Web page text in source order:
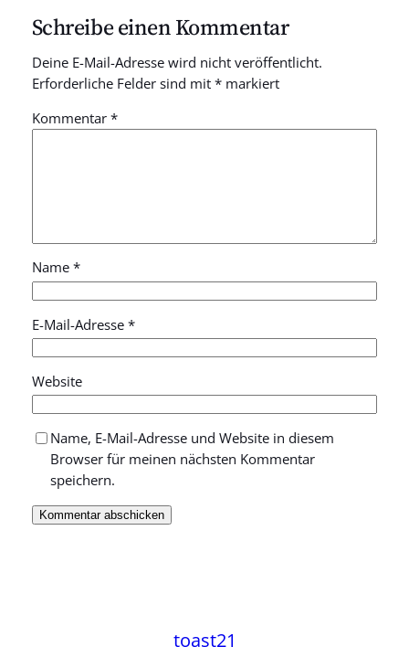
Schreibe einen Kommentar
Deine E-Mail-Adresse wird nicht veröffentlicht.
Erforderliche Felder sind mit *markiert
Kommentar *
Name *
E-Mail-Adresse *
Website
Name, E-Mail-Adresse und Website in diesem
Browser für meinen nächsten Kommentar
speichern.
toast21